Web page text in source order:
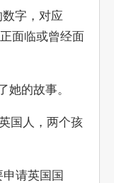
字，对应
面临或曾经面
的故事。
国人，两个孩
请英国国